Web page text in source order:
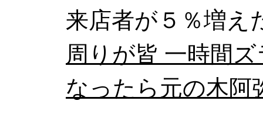
来店者が５％増え
周りが皆 一時間
なったら元の木阿